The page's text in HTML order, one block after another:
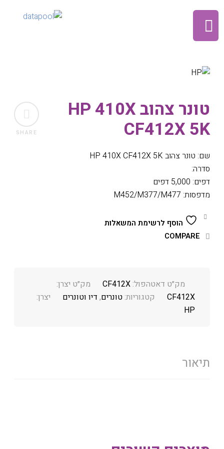
SHARE
טונר צהוב HP 410X
CF412X 5K
שם: טונר צהוב HP 410X CF412X 5K
סדרה:
דפים: 5,000 דפים
מדפסות: M452/M377/M477
הוסף לרשימת המשאלות
COMPARE
מק״ט דאטהפול:CF412X
מק״ט יצרן:
CF412X
קטגוריות:טונרים, דיו וטונרים
יצרן:
HP
תיאור